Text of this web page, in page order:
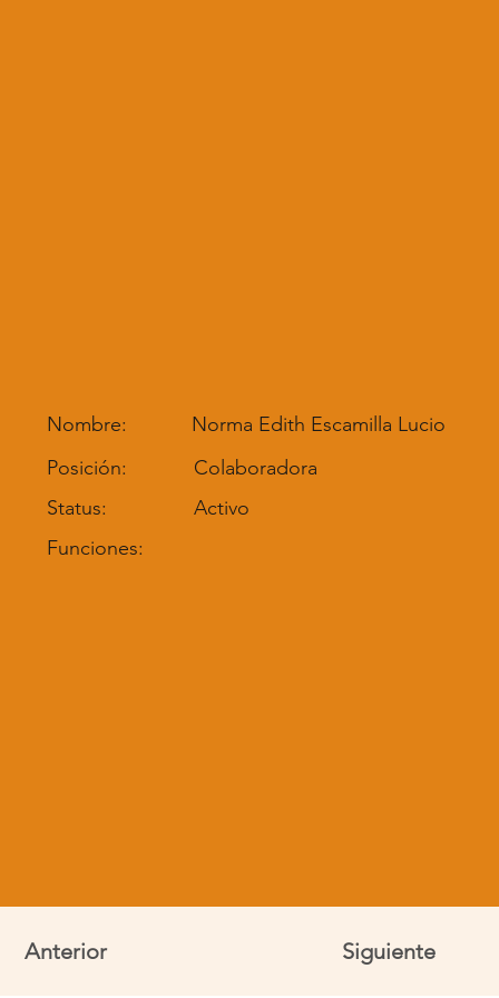
Anterior Siguiente
Norma Edith Escamilla Lucio
Nombre:
Colaboradora
Posición:
Activo
Status:
Funciones: